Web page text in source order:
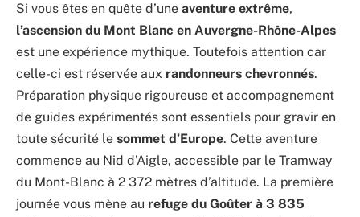
Si vous êtes en quête d’une aventure extrême,
l’ascension du Mont Blanc en Auvergne-Rhône-Alpes
est une expérience mythique. Toutefois attention car
celle-ci est réservée aux randonneurs chevronnés.
Préparation physique rigoureuse et accompagnement
de guides expérimentés sont essentiels pour gravir en
toute sécurité le sommet d’Europe. Cette aventure
commence au Nid d’Aigle, accessible par le Tramway
du Mont-Blanc à 2 372 mètres d’altitude. La première
journée vous mène au refuge du Goûter à 3 835